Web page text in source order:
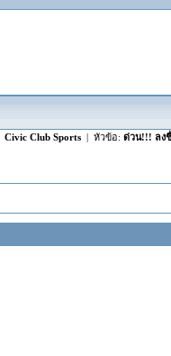
Civic Club Sports| หัวข้อ: ด่วน!!! ลง